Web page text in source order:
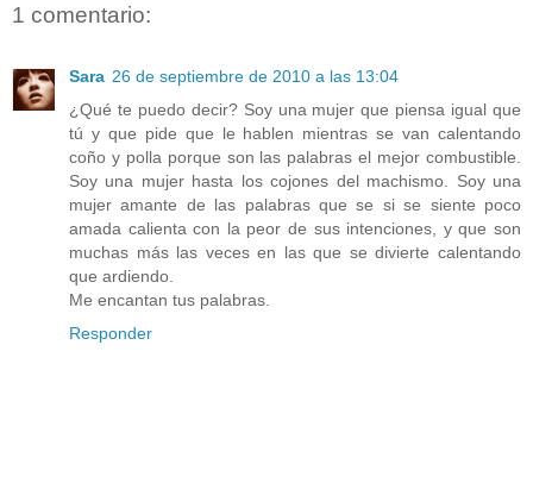
1 comentario:
Sara 26 de septiembre de 2010 a las 13:04
¿Qué te puedo decir? Soy una mujer que piensa igual que
tú y que pide que le hablen mientras se van calentando
coño y polla porque son las palabras el mejor combustible.
Soy una mujer hasta los cojones del machismo. Soy una
mujer amante de las palabras que se si se siente poco
amada calienta con la peor de sus intenciones, y que son
muchas más las veces en las que se divierte calentando
que ardiendo.
Me encantan tus palabras.
Responder